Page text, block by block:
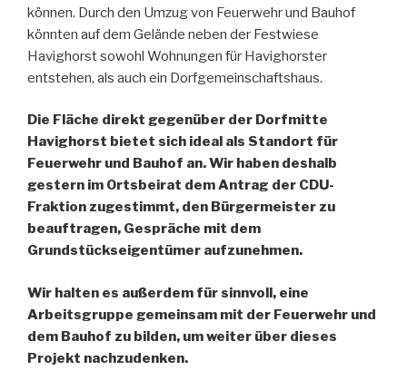
können. Durch den Umzug von Feuerwehr und Bauhof
könnten auf dem Gelände neben der Festwiese
Havighorst sowohl Wohnungen für Havighorster
entstehen, als auch ein Dorfgemeinschaftshaus.
Die Fläche direkt gegenüber der Dorfmitte
Havighorst bietet sich ideal als Standort für
Feuerwehr und Bauhof an. Wir haben deshalb
gestern im Ortsbeirat dem Antrag der CDU-
Fraktion zugestimmt, den Bürgermeister zu
beauftragen, Gespräche mit dem
Grundstückseigentümer aufzunehmen.
Wir halten es außerdem für sinnvoll, eine
Arbeitsgruppe gemeinsam mit der Feuerwehr und
dem Bauhof zu bilden, um weiter über dieses
Projekt nachzudenken.